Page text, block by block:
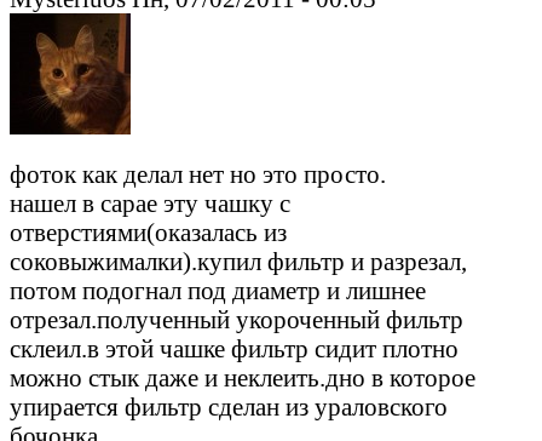
фоток как делал нет но это просто.
нашел в сарае эту чашку с
отверстиями(оказалась из
соковыжималки).купил фильтр и разрезал,
потом подогнал под диаметр и лишнее
отрезал.полученный укороченный фильтр
склеил.в этой чашке фильтр сидит плотно
можно стык даже и неклеить.дно в которое
упирается фильтр сделан из ураловского